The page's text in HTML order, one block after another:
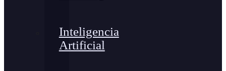
Inteligencia
Artificial